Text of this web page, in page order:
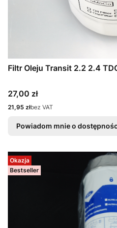
Filtr Oleju
Cena
27,00 zł
Cena
21,95 złbez VAT
Powiadom mnie o
Okazja
Bestseller